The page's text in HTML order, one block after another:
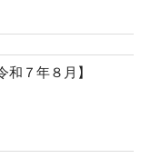
和７年８月】